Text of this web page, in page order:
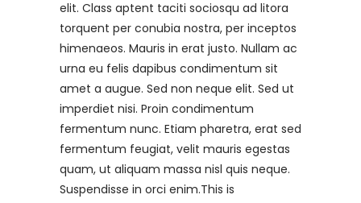
elit. Class aptent taciti sociosqu ad litora
torquent per conubia nostra, per inceptos
himenaeos. Mauris in erat justo. Nullam ac
urna eu felis dapibus condimentum sit
amet a augue. Sed non neque elit. Sed ut
imperdiet nisi. Proin condimentum
fermentum nunc. Etiam pharetra, erat sed
fermentum feugiat, velit mauris egestas
quam, ut aliquam massa nisl quis neque.
Suspendisse in orci enim.This is